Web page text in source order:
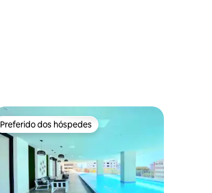
Preferido dos hóspedes
Preferido dos hóspedes